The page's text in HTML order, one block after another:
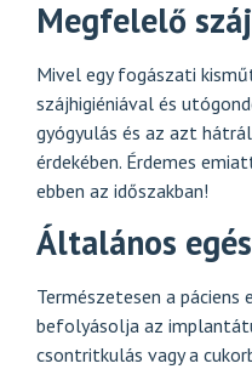
Megfelelő
Mivel egy fogászati
szájhigiéniával és
gyógyulás és az azt
érdekében. Érdemes
ebben az időszakban!
Általános
Természetesen a páciens
befolyásolja az
csontritkulás vagy a